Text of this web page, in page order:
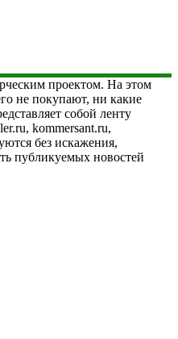
проектом. На этом
не покупают, ни какие
собой ленту
kommersant.ru,
без искажения,
публикуемых новостей